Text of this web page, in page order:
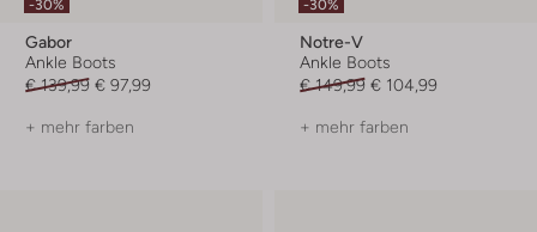
-30%
Gabor
Ankle Boots
€ 139,99 € 97,99
+ mehr farben
-30%
Notre-V
Ankle Boots
€ 149,99 € 104,99
+ mehr farben